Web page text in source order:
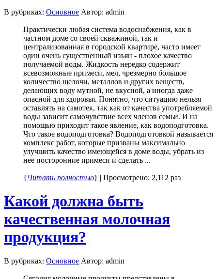
В рубриках: Основное Автор: admin
Практически любая система водоснабжения, как в
частном доме со своей скважиной, так и
централизованная в городской квартире, часто имеет
один очень существенный изъян - плохое качество
получаемой воды. Жидкость нередко содержит
всевозможные примеси, мел, чрезмерно большое
количество щелочи, металлов и других веществ,
делающих воду мутной, не вкусной, а иногда даже
опасной для здоровья. Понятно, что ситуацию нельзя
оставлять на самотек, так как от качества употребляемой
воды зависит самочувствие всех членов семьи. И на
помощью приходит такое явление, как водоподготовка.
Что такое водоподготовка? Водоподготовкой называется
комплекс работ, которые призваны максимально
улучшить качество имеющейся в доме воды, убрать из
нее посторонние примеси и сделать ...
{Читать полностью} | Просмотрено: 2,112 раз
Какой должна быть
качественная молочная
продукция?
В рубриках: Основное Автор: admin